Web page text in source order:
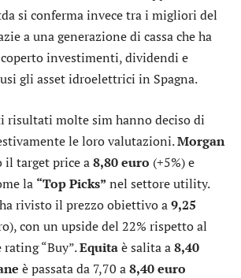
si conferma invece tra i migliori del
a una generazione di cassa che ha
investimenti, dividendi e
gli asset idroelettrici in Spagna.
risultati molte sim hanno deciso di
le loro valutazioni.Morgan
il target price a8,80 euro (+5%) e
la “Top Picks” nel settore utility.
ha rivisto il prezzo obiettivo a9,25
con un upside del 22% rispetto al
“Buy”.Equitaè salita a8,40
è passata da 7,70 a8,40 euro